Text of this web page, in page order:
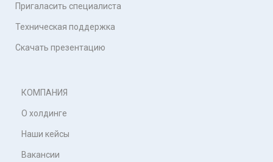
Пригаласить специалиста
Техническая поддержка
Скачать презентацию
КОМПАНИЯ
О холдинге
Наши кейсы
Вакансии